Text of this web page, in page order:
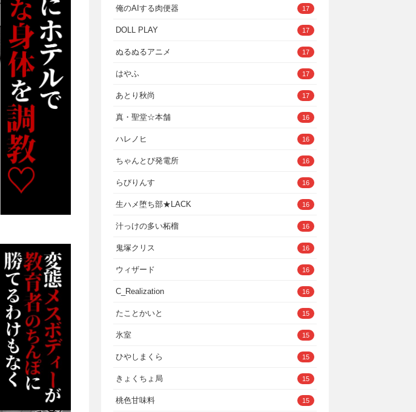
俺のAIする肉便器 17
DOLL PLAY 17
ぬるぬるアニメ 17
はやふ 17
あとり秋尚 17
真・聖堂☆本舗 16
ハレノヒ 16
ちゃんとぴ発電所 16
らびりんす 16
生ハメ堕ち部★LACK 16
汁っけの多い柘榴 16
鬼塚クリス 16
ウィザード 16
C_Realization 16
たことかいと 15
氷室 15
ひやしまくら 15
きょくちょ局 15
桃色甘味料 15